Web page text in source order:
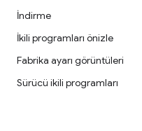
İndirme
İkili programları önizle
Fabrika ayarı görüntüleri
Sürücü ikili programları